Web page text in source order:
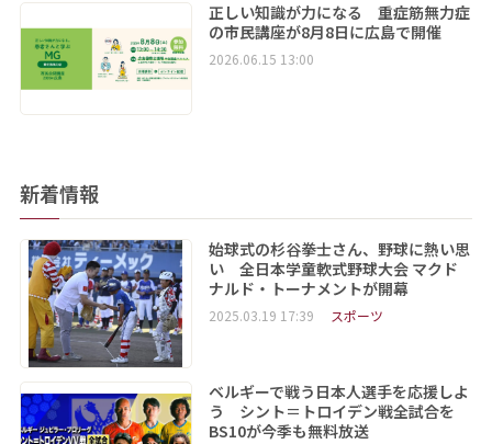
正しい知識が力になる 重症筋無力症
の市民講座が8月8日に広島で開催
2026.06.15 13:00
新着情報
始球式の杉谷拳士さん、野球に熱い思
い 全日本学童軟式野球大会 マクド
ナルド・トーナメントが開幕
2025.03.19 17:39 スポーツ
ベルギーで戦う日本人選手を応援しよ
う シント＝トロイデン戦全試合を
BS10が今季も無料放送